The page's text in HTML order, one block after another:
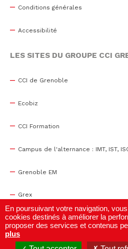
Conditions générales
Accessibilité
LES SITES DU GROUPE CCI
CCI de Grenoble
Ecobiz
CCI Formation
Campus de l'alternance : IMT, IST,
Grenoble EM
Grex
WTC Grenoble
Centre de congrès
En poursuivant votre navigation,
cookies destinés à améliorer la
proposer des services et contenus
plus